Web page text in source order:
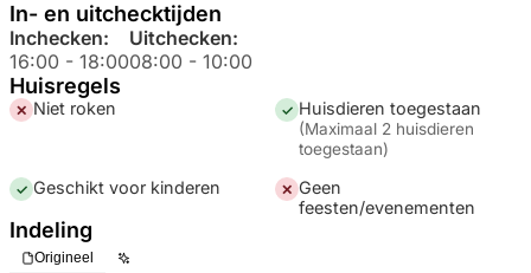
In- en uitchecktijden
Inchecken:
16:00 - 18:00
Uitchecken:
08:00 - 10:00
Huisregels
✕ Niet roken ✓ Huisdieren toegestaan
(Maximaal 2 huisdieren
toegestaan)
✓ Geschikt voor kinderen ✕ Geen
feesten/evenementen
Indeling
Origineel